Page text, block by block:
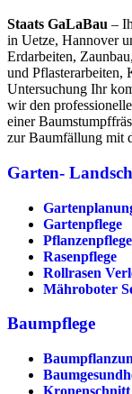
Staats GaLaBau –
in Uetze, Hannover
Erdarbeiten,
und Pflasterarbeiten,
Untersuchung Ihr
wir den
einer
zur Baumfällung mit
Garten-
Gartenpflege
Pflanzenpflege
Rasenpflege
Rollrasen
Mähroboter
Baumpflege